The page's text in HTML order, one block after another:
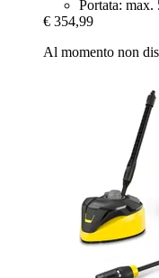
Portata: max.
€ 354,99
Al momento non